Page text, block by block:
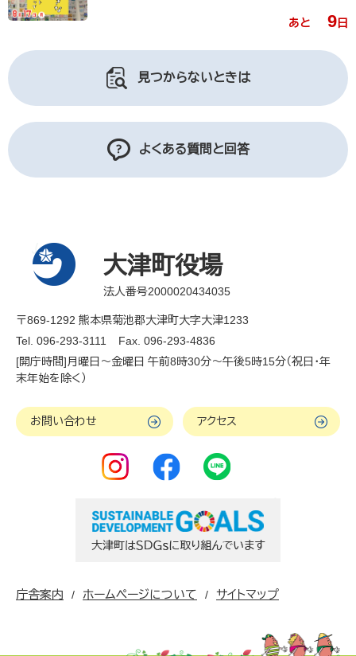
あと 9日
見つからないときは
よくある質問と回答
大津町役場
法人番号2000020434035
〒869-1292 熊本県菊池郡大津町大字大津1233
Tel. 096-293-3111
Fax. 096-293-4836
[開庁時間]月曜日～金曜日 午前8時30分～午後5時15分（祝日・年
末年始を除く）
お問い合わせ アクセス
庁舎案内 ホームページについて サイトマップ